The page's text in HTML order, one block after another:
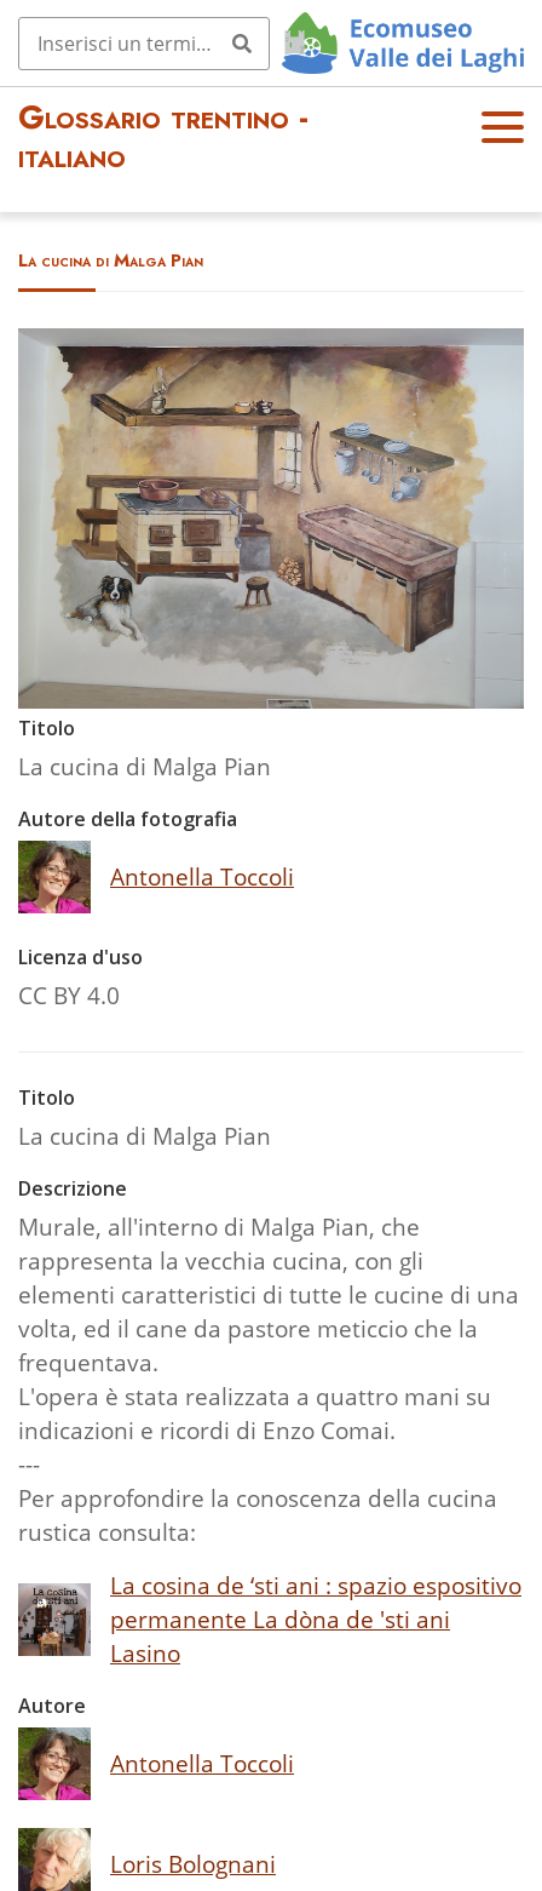
Glossario trentino -
italiano
OPE
La cucina di Malga Pian
Titolo
La cucina di Malga Pian
Autore della fotografia
Antonella Toccoli
Licenza d'uso
CC BY 4.0
Titolo
La cucina di Malga Pian
Descrizione
Murale, all'interno di Malga Pian, che
rappresenta la vecchia cucina, con gli
elementi caratteristici di tutte le cucine di una
volta, ed il cane da pastore meticcio che la
frequentava.
L'opera è stata realizzata a quattro mani su
indicazioni e ricordi di Enzo Comai.
---
Per approfondire la conoscenza della cucina
rustica consulta:
La cosina de ‘sti ani : spazio espositivo
permanente La dòna de 'sti ani
Lasino
Autore
Antonella Toccoli
Loris Bolognani